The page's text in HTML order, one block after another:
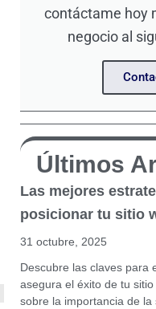
contáctame hoy
negocio al
Últimos
Las mejores
posicionar tu sitio
31 octubre, 2025
Descubre las claves para
asegura el éxito de tu
sobre la importancia de